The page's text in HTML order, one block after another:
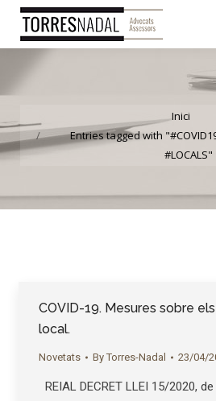
Inici
Entries tagged with
#LOCALS"
COVID-19. Mesures sobre
local.
Novetats ByTorres-Nadal 23/04/
REIAL DECRET LLEI 15/2020, de